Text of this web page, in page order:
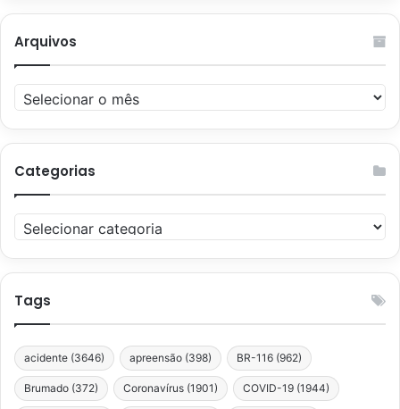
Arquivos
Arquivos
Categorias
Categorias
Tags
acidente (3646) apreensão (398) BR-116 (962)
Brumado (372) Coronavírus (1901) COVID-19 (1944)